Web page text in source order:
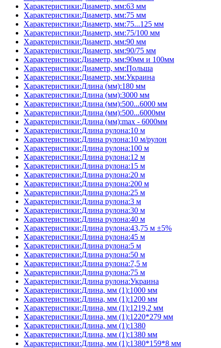
Характеристики:Диаметр, мм:63 мм
Характеристики:Диаметр, мм:75 мм
Характеристики:Диаметр, мм:75...125 мм
Характеристики:Диаметр, мм:75/100 мм
Характеристики:Диаметр, мм:90 мм
Характеристики:Диаметр, мм:90/75 мм
Характеристики:Диаметр, мм:90мм и 100мм
Характеристики:Диаметр, мм:Польша
Характеристики:Диаметр, мм:Украина
Характеристики:Длина (мм):180 мм
Характеристики:Длина (мм):3000 мм
Характеристики:Длина (мм):500...6000 мм
Характеристики:Длина (мм):500...6000мм
Характеристики:Длина (мм):max - 6000мм
Характеристики:Длина рулона:10 м
Характеристики:Длина рулона:10 м/рулон
Характеристики:Длина рулона:100 м
Характеристики:Длина рулона:12 м
Характеристики:Длина рулона:15 м
Характеристики:Длина рулона:20 м
Характеристики:Длина рулона:200 м
Характеристики:Длина рулона:25 м
Характеристики:Длина рулона:3 м
Характеристики:Длина рулона:30 м
Характеристики:Длина рулона:40 м
Характеристики:Длина рулона:43,75 м ±5%
Характеристики:Длина рулона:45 м
Характеристики:Длина рулона:5 м
Характеристики:Длина рулона:50 м
Характеристики:Длина рулона:7,5 м
Характеристики:Длина рулона:75 м
Характеристики:Длина рулона:Украина
Характеристики:Длина, мм (1):1000 мм
Характеристики:Длина, мм (1):1200 мм
Характеристики:Длина, мм (1):1219,2 мм
Характеристики:Длина, мм (1):1220*279 мм
Характеристики:Длина, мм (1):1380
Характеристики:Длина, мм (1):1380 мм
Характеристики:Длина, мм (1):1380*159*8 мм